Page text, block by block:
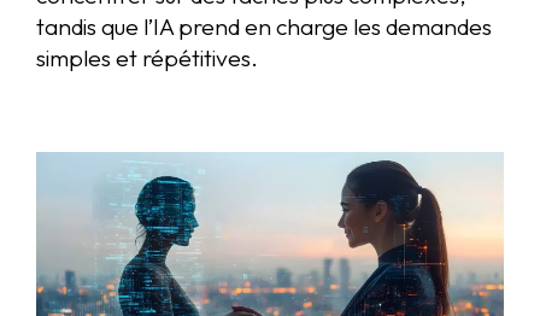
tandis que l’IA prend en charge les demandes
simples et répétitives.